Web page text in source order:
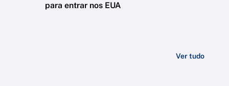
para entrar nos EUA
Ver tudo